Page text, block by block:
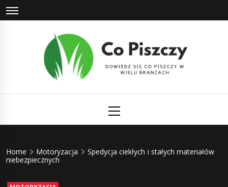
Skip
to
Menu
Home Motoryzacja
Spedycja ciekłych i stałych materiałów
niebezpiecznych